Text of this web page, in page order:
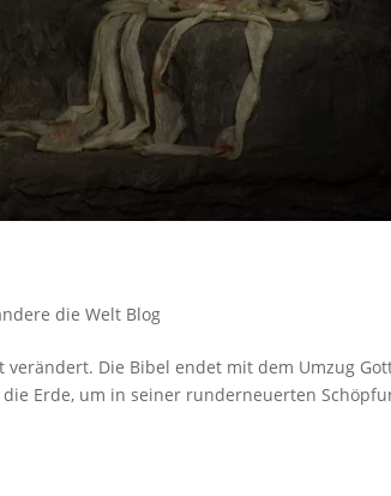
die Welt Blog
Die Bibel endet mit dem Umzug
Erde, um in seiner runderneuerten